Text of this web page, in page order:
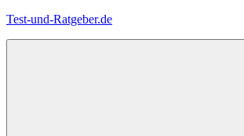
Zum
Test-und-Ratgeber.de